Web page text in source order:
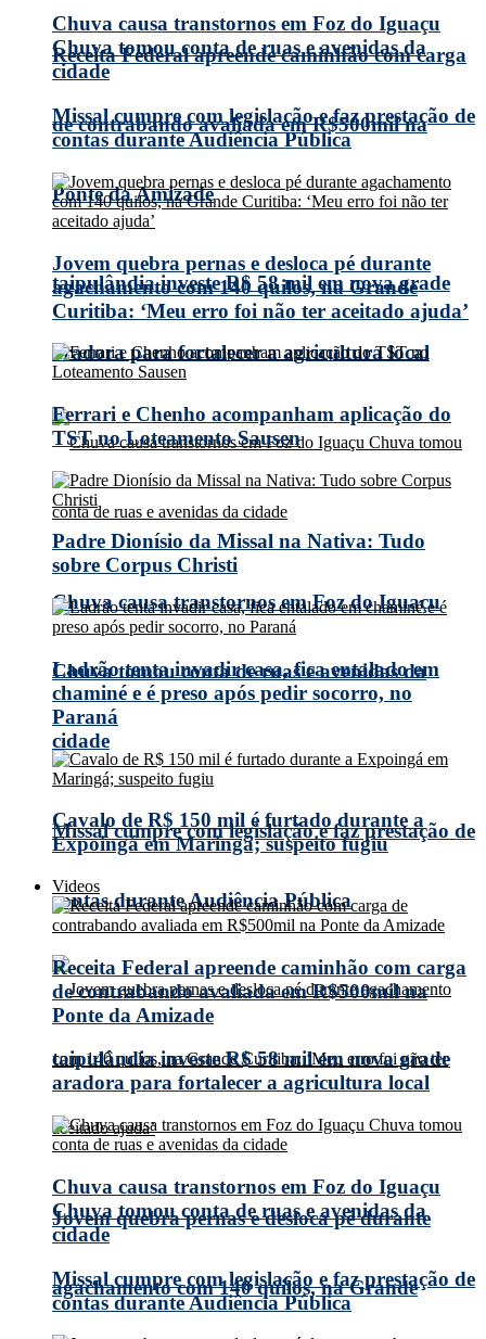
Receita Federal apreende caminhão com carga
de contrabando avaliada em R$500mil na
Ponte da Amizade
taipulândia investe R$ 58 mil em nova grade
aradora para fortalecer a agricultura local
Chuva causa transtornos em Foz do Iguaçu
Chuva tomou conta de ruas e avenidas da
cidade
Missal cumpre com legislação e faz prestação de
contas durante Audiência Pública
Jovem quebra pernas e desloca pé durante
agachamento com 140 quilos, na Grande
Chuva causa transtornos em Foz do Iguaçu
Chuva tomou conta de ruas e avenidas da
cidade
Missal cumpre com legislação e faz prestação de
contas durante Audiência Pública
Jovem quebra pernas e desloca pé durante
agachamento com 140 quilos, na Grande
Curitiba: ‘Meu erro foi não ter aceitado ajuda’
Ferrari e Chenho acompanham aplicação do
TST no Loteamento Sausen
Padre Dionísio da Missal na Nativa: Tudo
sobre Corpus Christi
Ladrão tenta invadir casa, fica entalado em
chaminé e é preso após pedir socorro, no
Paraná
Cavalo de R$ 150 mil é furtado durante a
Expoingá em Maringá; suspeito fugiu
Videos
Receita Federal apreende caminhão com carga
de contrabando avaliada em R$500mil na
Ponte da Amizade
taipulândia investe R$ 58 mil em nova grade
aradora para fortalecer a agricultura local
Chuva causa transtornos em Foz do Iguaçu
Chuva tomou conta de ruas e avenidas da
cidade
Missal cumpre com legislação e faz prestação de
contas durante Audiência Pública